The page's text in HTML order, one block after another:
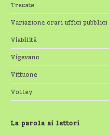
Trecate
Variazione orari uffici pubblici
Viabilità
Vigevano
Vittuone
Volley
La parola ai lettori